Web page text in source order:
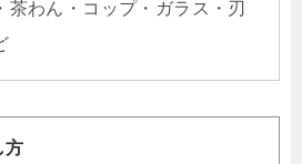
茶わん・コップ・ガラス・刃
方